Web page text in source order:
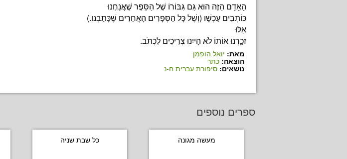
הָאָדָם הַזֶּה הוּא גַּם גִּבּוֹרוֹ שֶׁל הַסֵּפֶר שֶׁאֲנַחְנוּ
כּוֹתְבִים עַכְשָׁו (וְשֶׁל כָּל הַסְּפָרִים הָאֲחֵרִים שֶׁכָּתַבְנו.)
אִלּוּ
זכַָרְנוּ אוֹתוֹ לֹא הָייִנוּ צְרִיכִים לִכְתֹּב.
מאת: יואל הופמן
הוצאה: כתר
נושאים: סיפורת עברית ח-נ
ספרים נוספים
מעשה מגונה כל שבת שניה